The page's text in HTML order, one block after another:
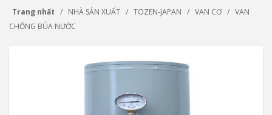
Trang nhất NHÀ SẢN XUẤT TOZEN-JAPAN VAN CƠ
VAN
CHỐNG BÚA NƯỚC